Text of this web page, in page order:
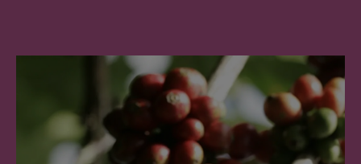
Colombia Costa Rica
Spanish